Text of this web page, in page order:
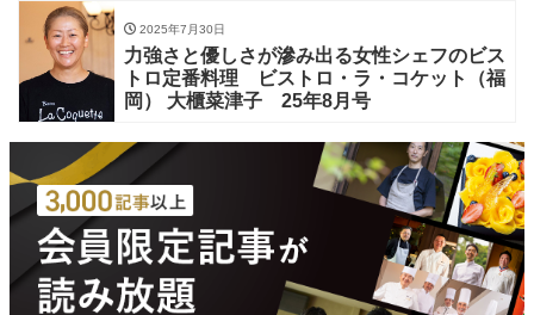
2025年7月30日
力強さと優しさが滲み出る女性シェフのビス
トロ定番料理 ビストロ・ラ・コケット（福
岡） 大櫃菜津子 25年8月号